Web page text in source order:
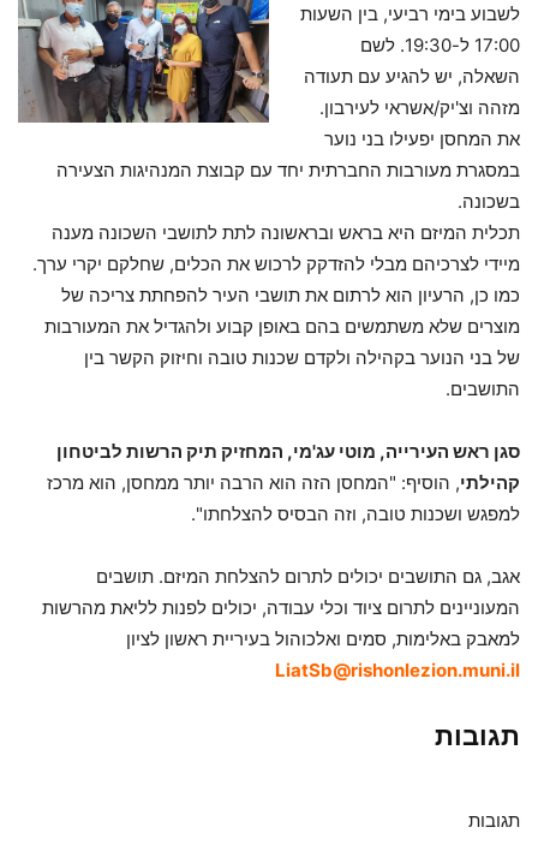
לשבוע בימי רביעי, בין השעות
17:00 ל-19:30. לשם
השאלה, יש להגיע עם תעודה
מזהה וצ'יק/אשראי לעירבון.
את המחסן יפעילו בני נוער
במסגרת מעורבות החברתית יחד עם קבוצת המנהיגות הצעירה
בשכונה.
תכלית המיזם היא בראש ובראשונה לתת לתושבי השכונה מענה
מיידי לצרכיהם מבלי להזדקק לרכוש את הכלים, שחלקם יקרי ערך.
כמו כן, הרעיון הוא לרתום את תושבי העיר להפחתת צריכה של
מוצרים שלא משתמשים בהם באופן קבוע ולהגדיל את המעורבות
של בני הנוער בקהילה ולקדם שכנות טובה וחיזוק הקשר בין
התושבים.
סגן ראש העירייה, מוטי עג'מי, המחזיק תיק הרשות לביטחון
קהילתי, הוסיף: "המחסן הזה הוא הרבה יותר ממחסן, הוא מרכז
למפגש ושכנות טובה, וזה הבסיס להצלחתו".
אגב, גם התושבים יכולים לתרום להצלחת המיזם. תושבים
המעוניינים לתרום ציוד וכלי עבודה, יכולים לפנות לליאת מהרשות
למאבק באלימות, סמים ואלכוהול בעיריית ראשון לציון
‎LiatSb@rishonlezion.muni.il
תגובות
תגובות